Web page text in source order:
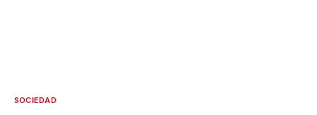
SOCIEDAD